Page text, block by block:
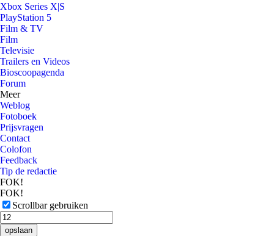
Xbox Series X|S
PlayStation 5
Film & TV
Film
Televisie
Trailers en Videos
Bioscoopagenda
Forum
Meer
Weblog
Fotoboek
Prijsvragen
Contact
Colofon
Feedback
Tip de redactie
FOK!
FOK!
Scrollbar gebruiken
opslaan